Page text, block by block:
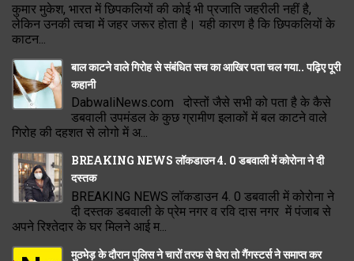
कुमार मुकेश, भारत में छिपकलियों की कोई भी प्रजाति जहरीली नहीं है,
लेकिन उनकी त्वचा में जहर जरूर होता है। यही कारण है कि छिपकलियों के
काटन...
बाल काटने वाले गिरोह से संबंधित सच का आखिर पता चल गया.. पढ़िए पूरी
कहानी
DabwaliNews.com दोस्तों जैसे सभी को पता है के कैसे
डबवाली उपमंडल के कुछ ग्रामीण इलाकों में बल काटने वाले
गिरोह की दहशत से लोगो में अ...
BREAKING NEWS लॉकडाउन 4. 0 डबवाली में कोरोना ने दी
दस्तक
BREAKING NEWS लॉकडाउन 4. 0 डबवाली में कोरोना ने
दी दस्तक डबवाली के प्रेम नगर व रवि दास नगर में पंजाब से
अपने रिश्तेदार के घर मिलने आई म...
मुठभेड़ के दौरान पुलिस ने चारों तरफ से घेरा तो गैंगस्टर्स ने समाप्त कर